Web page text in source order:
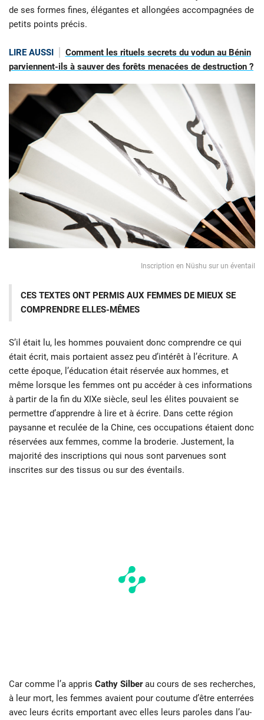
de ses formes fines, élégantes et allongées accompagnées de
petits points précis.
LIRE AUSSI
Comment les rituels secrets du vodun au Bénin
parviennent-ils à sauver des forêts menacées de destruction ?
Inscription en Nüshu sur un éventail
CES TEXTES ONT PERMIS AUX FEMMES DE MIEUX SE
COMPRENDRE ELLES-MÊMES
S’il était lu, les hommes pouvaient donc comprendre ce qui
était écrit, mais portaient assez peu d’intérêt à l’écriture. A
cette époque, l’éducation était réservée aux hommes, et
même lorsque les femmes ont pu accéder à ces informations
à partir de la fin du XIXe siècle, seul les élites pouvaient se
permettre d’apprendre à lire et à écrire. Dans cette région
paysanne et reculée de la Chine, ces occupations étaient donc
réservées aux femmes, comme la broderie. Justement, la
majorité des inscriptions qui nous sont parvenues sont
inscrites sur des tissus ou sur des éventails.
Car comme l’a appris Cathy Silberau cours de ses recherches,
à leur mort, les femmes avaient pour coutume d’être enterrées
avec leurs écrits emportant avec elles leurs paroles dans l’au-